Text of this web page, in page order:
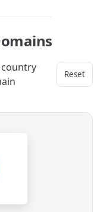
country
Reset